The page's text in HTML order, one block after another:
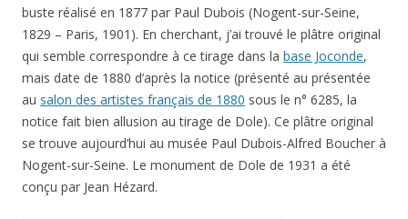
buste réalisé en 1877 par Paul Dubois (Nogent-sur-Seine,
1829 – Paris, 1901). En cherchant, j’ai trouvé le plâtre original
qui semble correspondre à ce tirage dans la base Joconde,
mais date de 1880 d’après la notice (présenté au présentée
au salon des artistes français de 1880 sous le n° 6285, la
notice fait bien allusion au tirage de Dole). Ce plâtre original
se trouve aujourd’hui au musée Paul Dubois-Alfred Boucher à
Nogent-sur-Seine. Le monument de Dole de 1931 a été
conçu par Jean Hézard.